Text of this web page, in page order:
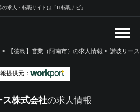
求人・転職サイトは「IT転職ナビ」
> 【徳島】営業（阿南市）の求人情報 > 讃岐リー
提供元：
ス株式会社の求人情報